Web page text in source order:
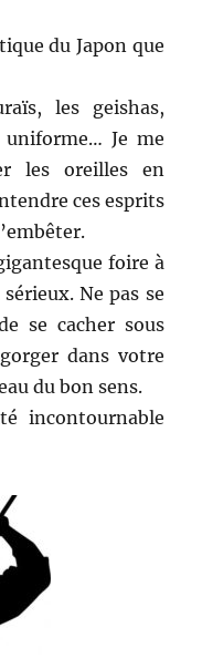
du Japon que
les geishas,
uniforme… Je me
les oreilles en
ces esprits
foire à
Ne pas se
se cacher sous
dans votre
du bon sens.
incontournable